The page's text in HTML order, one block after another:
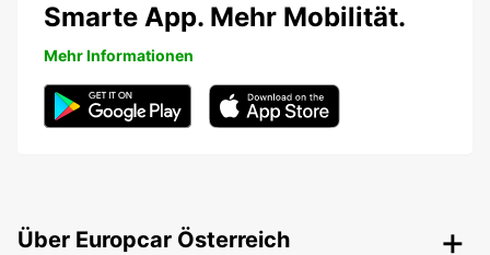
Smarte App. Mehr Mobilität.
Mehr Informationen
Über Europcar Österreich